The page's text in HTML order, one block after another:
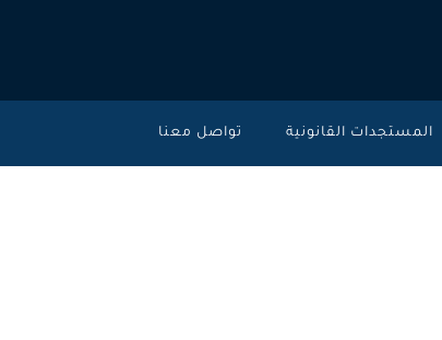
المستجدات القانونية تواصل معنا